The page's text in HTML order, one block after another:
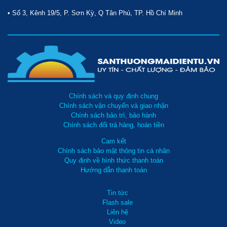
• Số 3, Kênh 19/5, P. Sơn Kỳ, Q Tân Phú, TP. Hồ Chí Minh
Chính sách và quy định chung
Chính sách vận chuyển và giao nhận
Chính sách bảo trì, bảo hành
Chính sách đổi trả hàng, hoàn tiền
Cam kết
Chính sách bảo mật thông tin cá nhân
Quy định về hình thức thanh toán
Hướng dẫn thanh toán
Tin tức
Flash sale
Liên hệ
Video